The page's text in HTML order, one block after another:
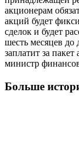
акционерам
акций будет
сделок и будет
шесть месяцев до
заплатит за
министр
Больше